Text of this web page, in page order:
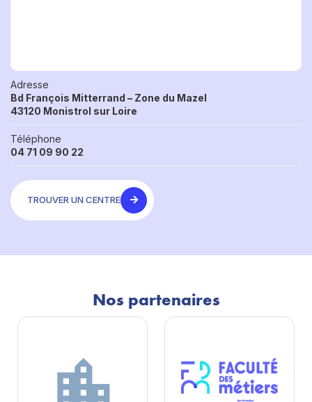
Adresse
Bd François Mitterrand – Zone du Mazel
43120 Monistrol sur Loire
Téléphone
04 71 09 90 22
TROUVER UN CENTRE
Nos partenaires